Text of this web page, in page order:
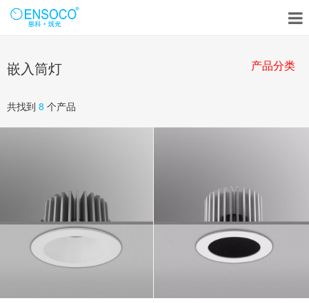
嵌入筒灯 产品分类
共找到 8 个产品